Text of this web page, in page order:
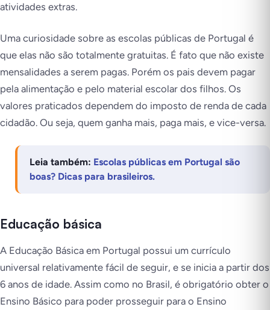
atividades extras.
Uma curiosidade sobre as escolas públicas de Portugal é
que elas não são totalmente gratuitas. É fato que não existe
mensalidades a serem pagas. Porém os pais devem pagar
pela alimentação e pelo material escolar dos filhos. Os
valores praticados dependem do imposto de renda de cada
cidadão. Ou seja, quem ganha mais, paga mais, e vice-versa.
Leia também: Escolas públicas em Portugal são
boas? Dicas para brasileiros.
Educação básica
A Educação Básica em Portugal possui um currículo
universal relativamente fácil de seguir, e se inicia a partir dos
6 anos de idade. Assim como no Brasil, é obrigatório obter o
Ensino Básico para poder prosseguir para o Ensino